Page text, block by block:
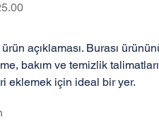
açıklaması. Burası
bakım ve temizlik talimatları
eklemek için ideal bir yer.